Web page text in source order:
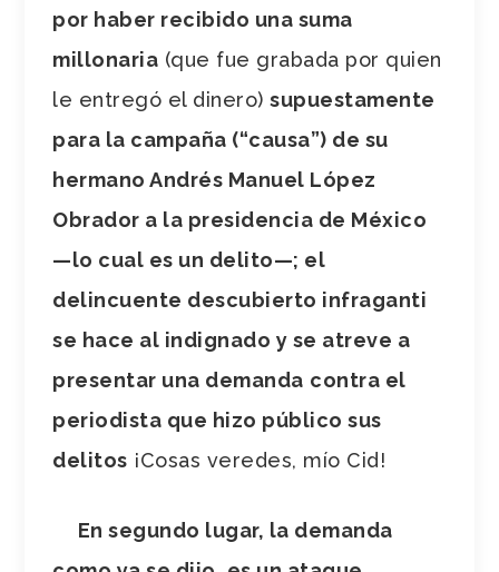
por haber recibido una suma
millonaria (que fue grabada por quien
le entregó el dinero)supuestamente
para la campaña (“causa”) de su
hermano Andrés Manuel López
Obrador a la presidencia de México
—lo cual es un delito—; el
delincuente descubierto infraganti
se hace al indignado y se atreve a
presentar una demanda contra el
periodista que hizo público sus
delitos ¡Cosas veredes, mío Cid!
En segundo lugar, la demanda